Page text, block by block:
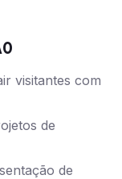
visitantes com
de
de